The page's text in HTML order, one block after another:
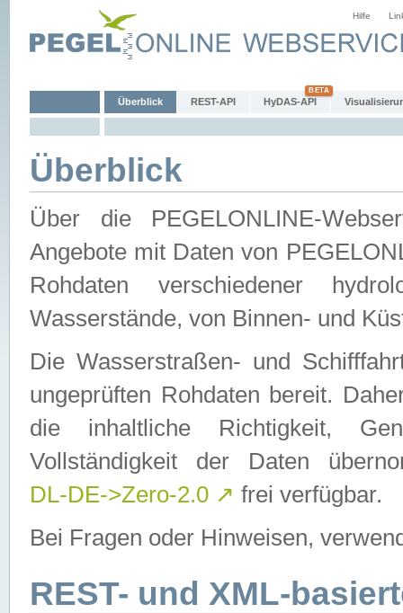
Hilfe
Überblick REST-API HyDAS-API
Überblick
Über die PEGELONLINE-
Angebote mit Daten von
Rohdaten verschiedener
Wasserstände, von Binnen- und
Die Wasserstraßen- und
ungeprüften Rohdaten bereit.
die inhaltliche Richtigkeit,
Vollständigkeit der Daten
DL-DE->Zero-2.0 ↗ frei verfügbar.
Bei Fragen oder Hinweisen,
REST- und XML-